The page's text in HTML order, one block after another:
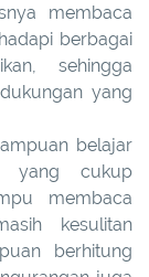
membaca
berbagai
sehingga
yang
belajar
yang cukup
membaca
kesulitan
berhitung